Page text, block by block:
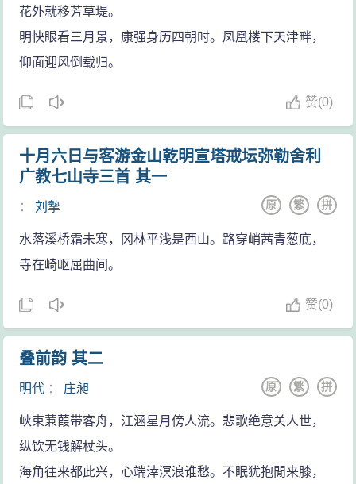
花外就移芳草堤。
明快眼看三月景，康强身历四朝时。凤凰楼下天津畔，
仰面迎风倒载归。
赞(0)
十月六日与客游金山乾明宣塔戒坛弥勒舍利
广教七山寺三首 其一
：刘摰 拼
繁
原
水落溪桥霜未寒，冈林平浅是西山。路穿峭茜青葱底，
寺在崎岖屈曲间。
赞(0)
叠前韵 其二
明代 ： 庄昶 拼
繁
原
峡束蒹葭带客舟，江涵星月傍人流。悲歌绝意关人世，
纵饮无钱解杖头。
海角往来都此兴，心端涬溟浪谁愁。不眠犹抱閒来膝，